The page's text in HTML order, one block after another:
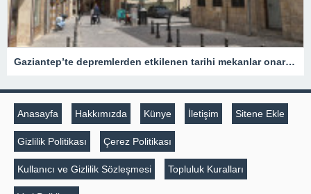
Gaziantep’te depremlerden etkilenen tarihi mekanlar onarıldı
Anasayfa Hakkımızda Künye İletişim Sitene Ekle
Gizlilik Politikası Çerez Politikası
Kullanıcı ve Gizlilik Sözleşmesi Topluluk Kuralları